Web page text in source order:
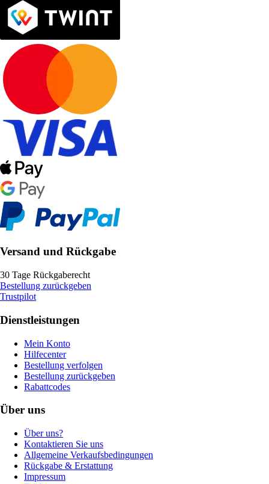
Versand und Rückgabe
30 Tage Rückgaberecht
Bestellung zurückgeben
Trustpilot
Dienstleistungen
Mein Konto
Hilfecenter
Bestellung verfolgen
Bestellung zurückgeben
Rabattcodes
Über uns
Über uns?
Kontaktieren Sie uns
Allgemeine Verkaufsbedingungen
Rückgabe & Erstattung
Impressum